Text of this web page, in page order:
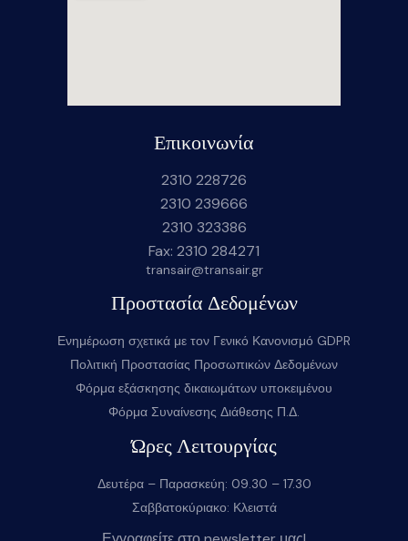
Επικοινωνία
2310 228726
2310 239666
2310 323386
Fax: 2310 284271
transair@transair.gr
Προστασία Δεδομένων
Ενημέρωση σχετικά με τον Γενικό Κανονισμό GDPR
Πολιτική Προστασίας Προσωπικών Δεδομένων
Φόρμα εξάσκησης δικαιωμάτων υποκειμένου
Φόρμα Συναίνεσης Διάθεσης Π.Δ.
Ώρες Λειτουργίας
Δευτέρα – Παρασκεύη: 09.30 – 17.30
Σαββατοκύριακο: Κλειστά